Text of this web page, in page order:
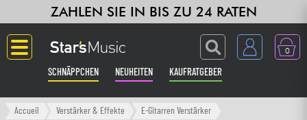
ZAHLEN SIE IN BIS ZU 24 RATEN
0
SCHNÄPPCHEN NEUHEITEN KAUFRATGEBER
Langue
Accueil Verstärker & Effekte
E-Gitarren Verstärker